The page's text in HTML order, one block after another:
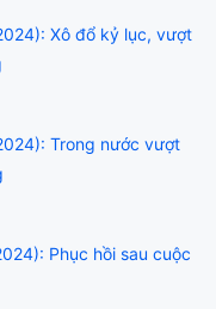
Xô đổ kỷ lục, vượt
Trong nước vượt
Phục hồi sau cuộc